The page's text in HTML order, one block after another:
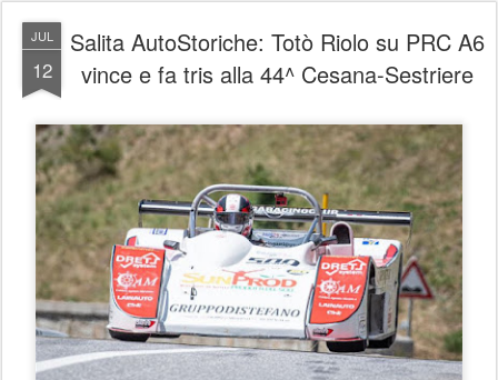
JUL
12
Salita AutoStoriche: Totò Riolo su PRC A6
vince e fa tris alla 44^ Cesana-Sestriere